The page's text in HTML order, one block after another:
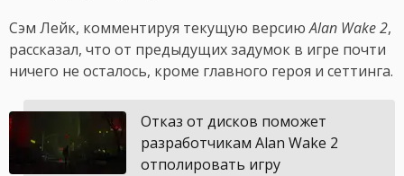
Сэм Лейк, комментируя текущую версиюAlan Wake 2,
рассказал, что от предыдущих задумок в игре почти
ничего не осталось, кроме главного героя и сеттинга.
Отказ от дисков поможет
разработчикам Alan Wake 2
отполировать игру